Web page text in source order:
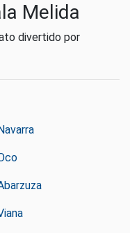
Melida
divertido por
Navarra